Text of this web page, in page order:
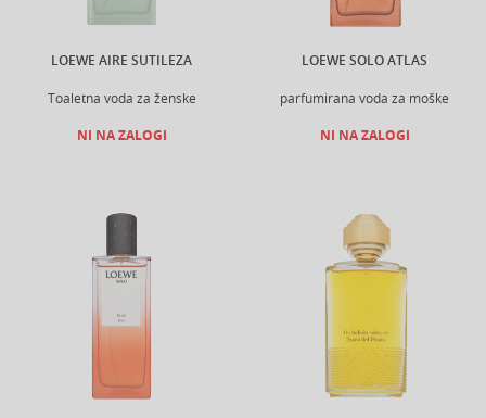
LOEWE AIRE SUTILEZA
Toaletna voda za ženske
NI NA ZALOGI
LOEWE SOLO ATLAS
parfumirana voda za moške
NI NA ZALOGI